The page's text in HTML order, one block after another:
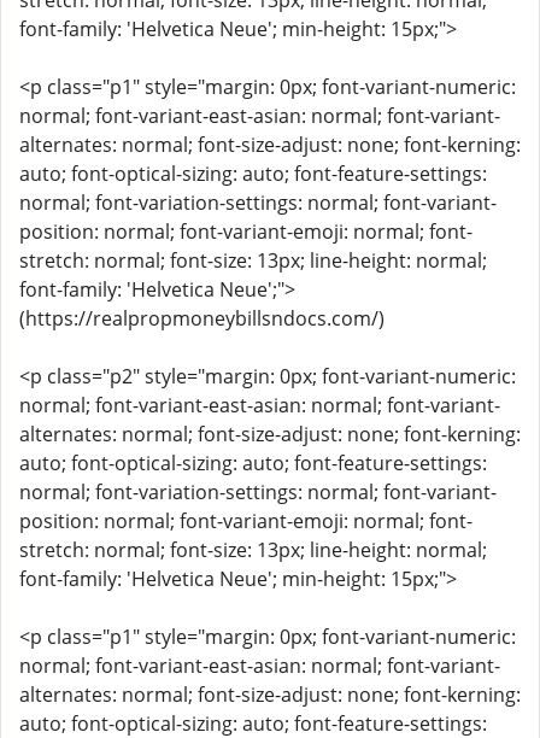
font-family: 'Helvetica Neue'; min-height: 15px;">
<p class="p1" style="margin: 0px; font-variant-numeric:
normal; font-variant-east-asian: normal; font-variant-
alternates: normal; font-size-adjust: none; font-kerning:
auto; font-optical-sizing: auto; font-feature-settings:
normal; font-variation-settings: normal; font-variant-
position: normal; font-variant-emoji: normal; font-
stretch: normal; font-size: 13px; line-height: normal;
font-family: 'Helvetica Neue';">
(https://realpropmoneybillsndocs.com/)
<p class="p2" style="margin: 0px; font-variant-numeric:
normal; font-variant-east-asian: normal; font-variant-
alternates: normal; font-size-adjust: none; font-kerning:
auto; font-optical-sizing: auto; font-feature-settings:
normal; font-variation-settings: normal; font-variant-
position: normal; font-variant-emoji: normal; font-
stretch: normal; font-size: 13px; line-height: normal;
font-family: 'Helvetica Neue'; min-height: 15px;">
<p class="p1" style="margin: 0px; font-variant-numeric:
normal; font-variant-east-asian: normal; font-variant-
alternates: normal; font-size-adjust: none; font-kerning:
auto; font-optical-sizing: auto; font-feature-settings: